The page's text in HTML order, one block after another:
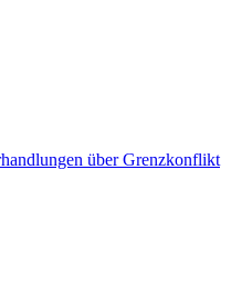
über Grenzkonflikt